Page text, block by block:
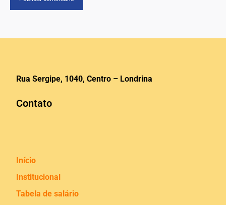
Rua Sergipe, 1040, Centro – Londrina
Contato
Início
Institucional
Tabela de salário